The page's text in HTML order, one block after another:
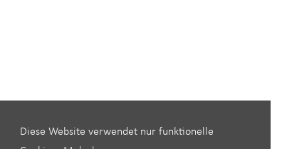
Diese Website verwendet nur funktionelle